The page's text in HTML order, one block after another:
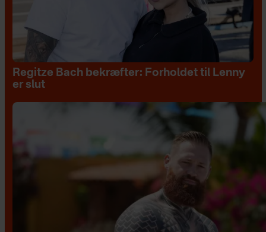
Regitze Bach bekræfter: Forholdet til Lenny
er slut